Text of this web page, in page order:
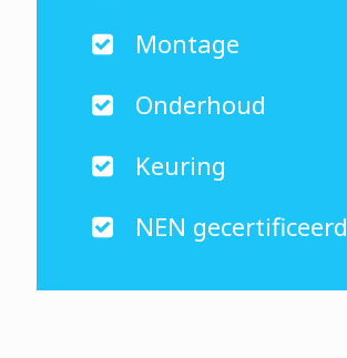
Montage
Onderhoud
Keuring
NEN gecertificeerd